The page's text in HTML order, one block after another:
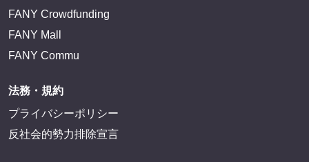
FANY Crowdfunding
FANY Mall
FANY Commu
法務・規約
プライバシーポリシー
反社会的勢力排除宣言